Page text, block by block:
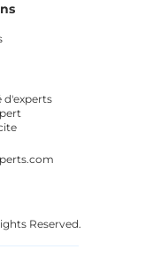
d'experts
Reserved.